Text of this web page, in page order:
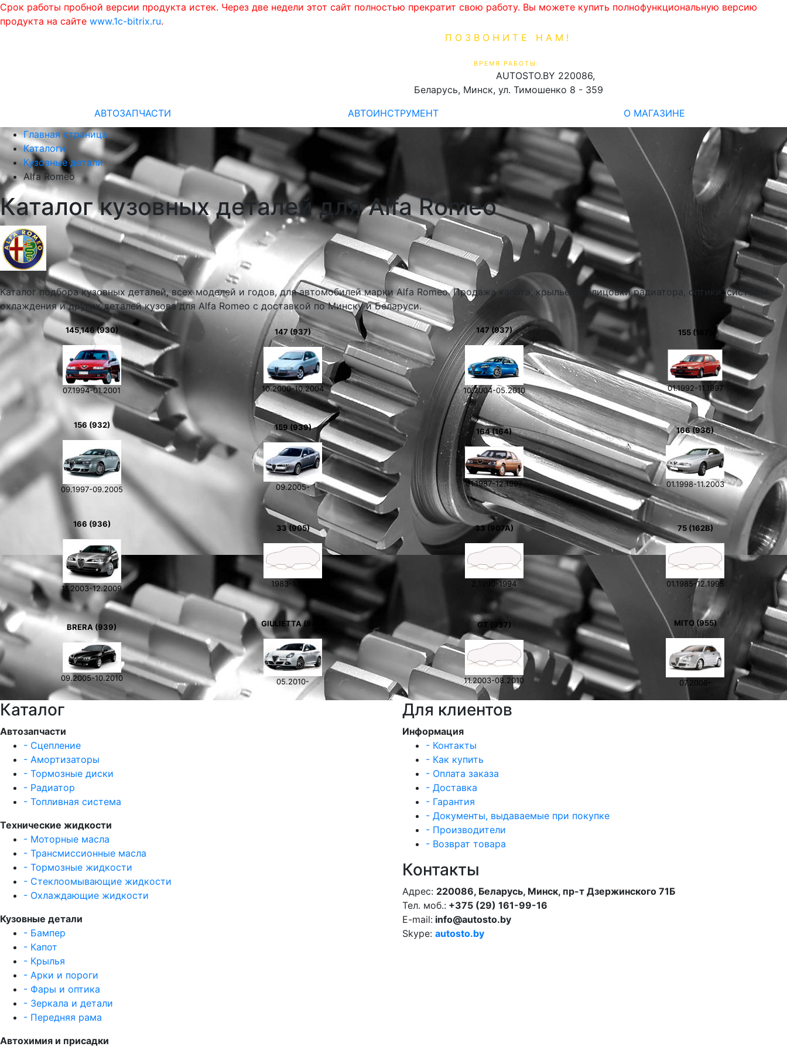
Срок работы пробной версии продукта истек. Через две недели этот сайт полностью прекратит свою работу. Вы можете купить полнофункциональную версию
продукта на сайте www.1c-bitrix.ru.
ПОЗВОНИТЕ НАМ!
ВРЕМЯ РАБОТЫ:
AUTOSTO.BY 220086,
Беларусь, Минск, ул. Тимошенко 8 - 359
АВТОЗАПЧАСТИ АВТОИНСТРУМЕНТ
О МАГАЗИНЕ
Главная страница
Каталоги
Кузовные детали
Alfa Romeo
Каталог кузовных деталей для Alfa Romeo
Каталог подбора кузовных деталей, всех моделей и годов, для автомобилей марки Alfa Romeo. Продажа капота, крыльев, облицовки радиатора, оптики, системы
охлаждения и других деталей кузова для Alfa Romeo с доставкой по Минску и Беларуси.
145,146 (930)
07.1994-01.2001
147 (937)
10.2000-10.2004
147 (937)
10.2004-05.2010
155 (167)
01.1992-11.1997
156 (932)
09.1997-09.2005
159 (939)
09.2005-
164 (164)
01.1987-12.1997
166 (936)
01.1998-11.2003
166 (936)
11.2003-12.2009
33 (905)
1983-1.1990
33 (907A)
2.1990-1994
75 (162B)
01.1985-12.1995
BRERA (939)
09.2005-10.2010
GIULIETTA (940)
05.2010-
GT (937)
11.2003-08.2010
MITO (955)
07.2008-
Каталог
Автозапчасти
- Сцепление
- Амортизаторы
- Тормозные диски
- Радиатор
- Топливная система
Технические жидкости
- Моторные масла
- Трансмиссионные масла
- Тормозные жидкости
- Стеклоомывающие жидкости
- Охлаждающие жидкости
Кузовные детали
- Бампер
- Капот
- Крылья
- Арки и пороги
- Фары и оптика
- Зеркала и детали
- Передняя рама
Автохимия и присадки
Для клиентов
Информация
- Контакты
- Как купить
- Оплата заказа
- Доставка
- Гарантия
- Документы, выдаваемые при покупке
- Производители
- Возврат товара
Контакты
Адрес: 220086, Беларусь, Минск, пр-т Дзержинского 71Б
Тел. моб.: +375 (29) 161-99-16
E-mail: info@autosto.by
Skype: autosto.by